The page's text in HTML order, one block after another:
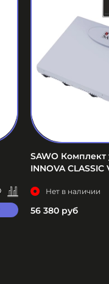
SAWO
INNOVA
Нет в наличии
56 380 руб